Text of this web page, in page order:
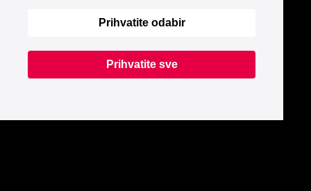
Prihvatite odabir
Prihvatite sve